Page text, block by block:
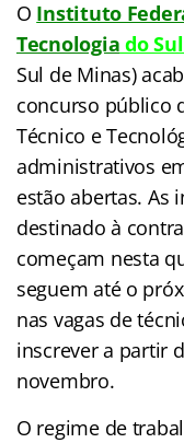
O Instituto
Tecnologia do
Sul de Minas)
concurso público
Técnico e
administrativos
estão abertas. As
destinado à
começam nesta
seguem até o
nas vagas de
inscrever a partir
novembro.
O regime de